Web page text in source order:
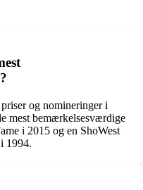
og nomineringer i
mest bemærkelsesværdige
i 2015 og en ShoWest
1994.